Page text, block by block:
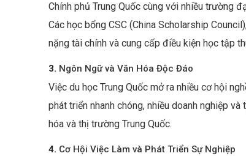
Chính phủ Trung Quốc cùng với nhiều trường
Các học bổng CSC (China Scholarship
nặng tài chính và cung cấp điều kiện học tập
3. Ngôn Ngữ và Văn Hóa Độc Đáo
Việc du học Trung Quốc mở ra nhiều cơ hội
phát triển nhanh chóng, nhiều doanh nghiệp
hóa và thị trường Trung Quốc.
4. Cơ Hội Việc Làm và Phát Triển Sự Nghiệp